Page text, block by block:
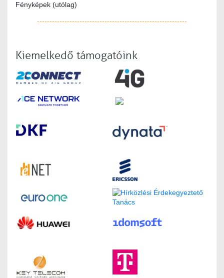
Fényképek (utólag)
------------------------------------------------------------
Kiemelkedő támogatóink